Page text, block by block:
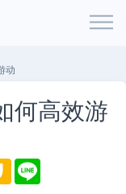
动
何高效游
K
a